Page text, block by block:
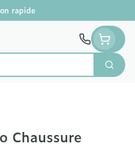
rapide
Chaussure